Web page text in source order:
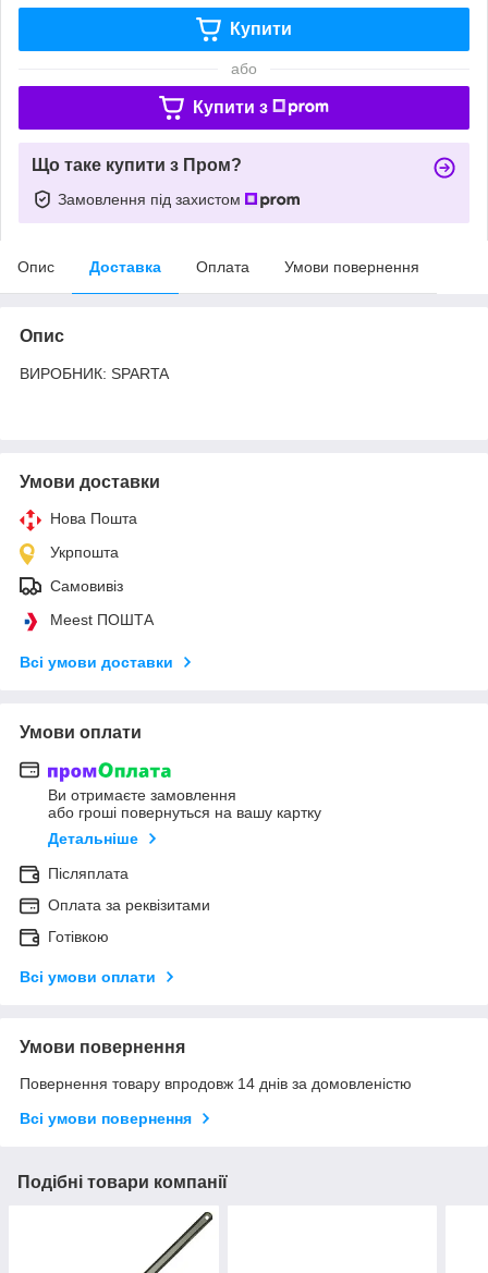
Купити
або
Купити з
Що таке купити з Пром?
Замовлення під захистом
Опис Доставка Оплата Умови повернення
Опис
ВИРОБНИК: SPARTA
Умови доставки
Нова Пошта
Укрпошта
Самовивіз
Meest ПОШТА
Всі умови доставки
Умови оплати
Ви отримаєте замовлення
або гроші повернуться на вашу картку
Детальніше
Післяплата
Оплата за реквізитами
Готівкою
Всі умови оплати
Умови повернення
Повернення товару впродовж 14 днів за домовленістю
Всі умови повернення
Подібні товари компанії